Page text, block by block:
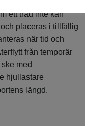
ett träd inte kan
placeras i tillfällig
när tid och
från temporär
med
hjullastare
längd.